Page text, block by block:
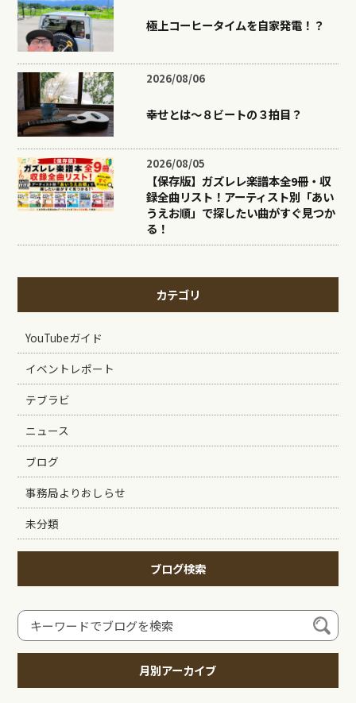
極上コーヒータイムを自家発電！？
2026/08/06
幸せとは〜８ビートの３拍目？
2026/08/05
【保存版】ガズレレ楽譜本全9冊・収
録全曲リスト！アーティスト別「あい
うえお順」で探したい曲がすぐ見つか
る！
カテゴリ
YouTubeガイド
イベントレポート
テブラビ
ニュース
ブログ
事務局よりおしらせ
未分類
ブログ検索
月別アーカイブ